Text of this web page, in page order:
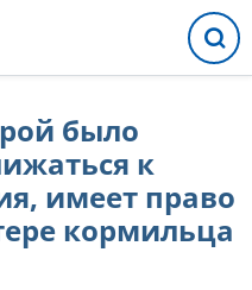
было
к
имеет право
кормильца